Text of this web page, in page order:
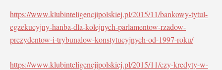
https://www.klubinteligencjipolskiej.pl/2015/11/bankowy-tytul-
egzekucyjny-hanba-dla-kolejnych-parlamentow-rzadow-
prezydentow-i-trybunalow-konstytucyjnych-od-1997-roku/
https://www.klubinteligencjipolskiej.pl/2015/11/czy-kredyty-w-